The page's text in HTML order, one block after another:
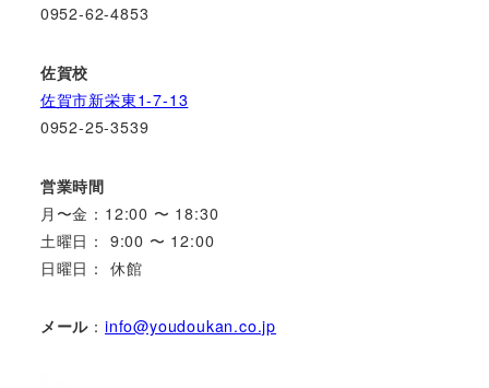
0952-62-4853
佐賀校
佐賀市新栄東1-7-13
0952-25-3539
営業時間
月〜金：12:00 〜 18:30
土曜日： 9:00 〜 12:00
日曜日： 休館
メール ：info@youdoukan.co.jp